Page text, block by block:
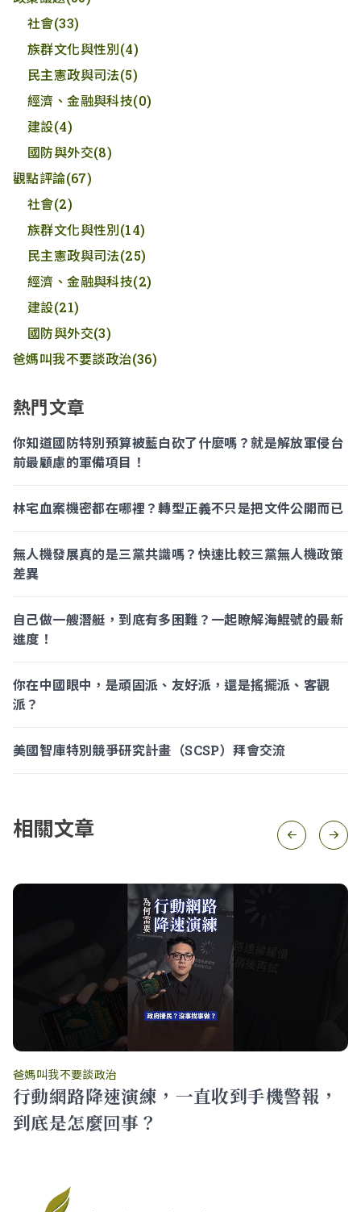
社會(33)
族群文化與性別(4)
民主憲政與司法(5)
經濟、金融與科技(0)
建設(4)
國防與外交(8)
觀點評論(67)
社會(2)
族群文化與性別(14)
民主憲政與司法(25)
經濟、金融與科技(2)
建設(21)
國防與外交(3)
爸媽叫我不要談政治(36)
熱門文章
你知道國防特別預算被藍白砍了什麼嗎？就是解放軍侵台
前最顧慮的軍備項目！
林宅血案機密都在哪裡？轉型正義不只是把文件公開而已
無人機發展真的是三黨共識嗎？快速比較三黨無人機政策
差異
自己做一艘潛艇，到底有多困難？一起瞭解海鯤號的最新
進度！
你在中國眼中，是頑固派、友好派，還是搖擺派、客觀
派？
美國智庫特別競爭研究計畫（SCSP）拜會交流
相關文章
爸媽叫我不要談政治
行動網路降速演練，一直收到手機警報，
到底是怎麼回事？